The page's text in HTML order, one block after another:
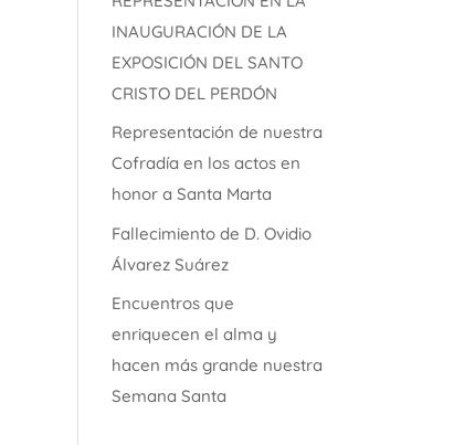
INAUGURACIÓN DE LA
EXPOSICIÓN DEL SANTO
CRISTO DEL PERDÓN
Representación de nuestra
Cofradía en los actos en
honor a Santa Marta
Fallecimiento de D. Ovidio
Álvarez Suárez
Encuentros que
enriquecen el alma y
hacen más grande nuestra
Semana Santa